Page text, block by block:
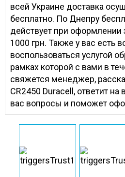
всей Украине доставка
бесплатно. По Днепру
действует при оформлении
1000 грн. Также у вас есть
воспользоваться услугой
рамках которой с вами в
свяжется менеджер,
CR2450 Duracell, ответит
вас вопросы и поможет